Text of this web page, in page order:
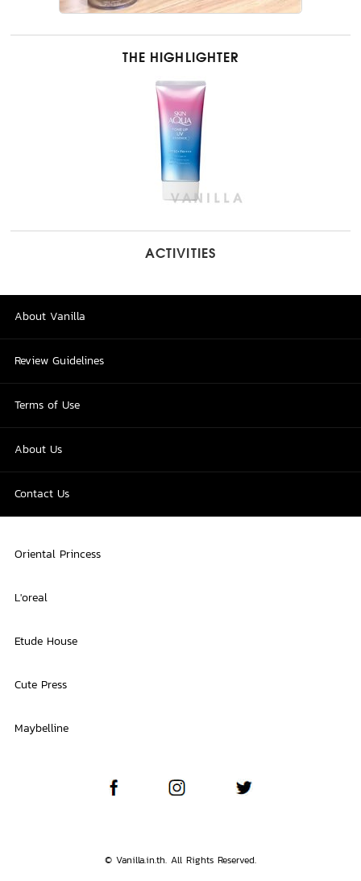
THE HIGHLIGHTER
ACTIVITIES
About Vanilla
Review Guidelines
Terms of Use
About Us
Contact Us
Oriental Princess
L'oreal
Etude House
Cute Press
Maybelline
© Vanilla.in.th. All Rights Reserved.